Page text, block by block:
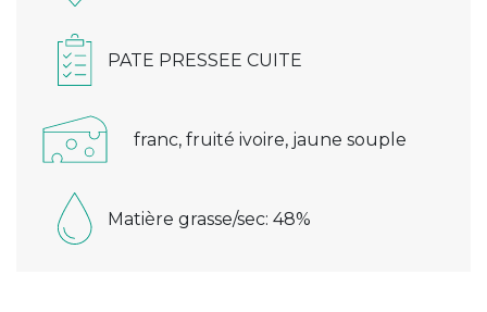
PATE PRESSEE CUITE
franc, fruité ivoire, jaune souple
Matière grasse/sec: 48%